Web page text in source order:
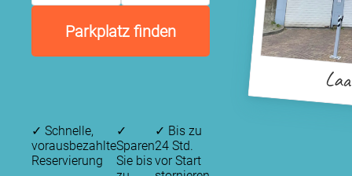
Parkplatz finden
✓ Schnelle,
vorausbezahlte
Reservierung
✓
Sparen
Sie bis
✓ Bis zu
24 Std.
vor Start